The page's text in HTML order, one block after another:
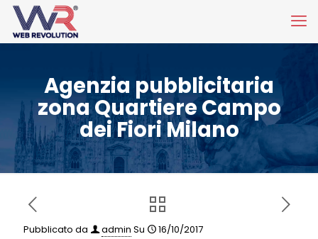
Agenzia pubblicitaria
zona Quartiere Campo
dei Fiori Milano
Pubblicato da admin Su 16/10/2017